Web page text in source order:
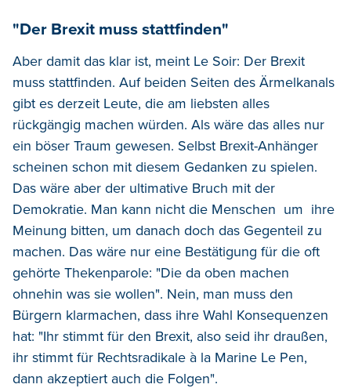
"Der Brexit muss stattfinden"
Aber damit das klar ist, meint Le Soir: Der Brexit
muss stattfinden. Auf beiden Seiten des Ärmelkanals
gibt es derzeit Leute, die am liebsten alles
rückgängig machen würden. Als wäre das alles nur
ein böser Traum gewesen. Selbst Brexit-Anhänger
scheinen schon mit diesem Gedanken zu spielen.
Das wäre aber der ultimative Bruch mit der
Demokratie. Man kann nicht die Menschen um ihre
Meinung bitten, um danach doch das Gegenteil zu
machen. Das wäre nur eine Bestätigung für die oft
gehörte Thekenparole: "Die da oben machen
ohnehin was sie wollen". Nein, man muss den
Bürgern klarmachen, dass ihre Wahl Konsequenzen
hat: "Ihr stimmt für den Brexit, also seid ihr draußen,
ihr stimmt für Rechtsradikale à la Marine Le Pen,
dann akzeptiert auch die Folgen".